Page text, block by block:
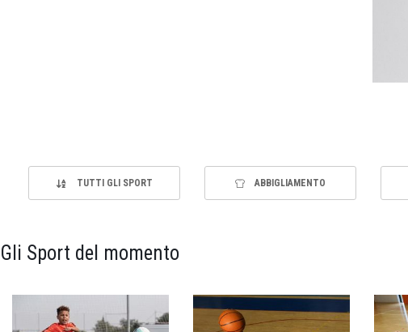
TUTTI GLI SPORT ABBIGLIAMENTO
Gli Sport del momento